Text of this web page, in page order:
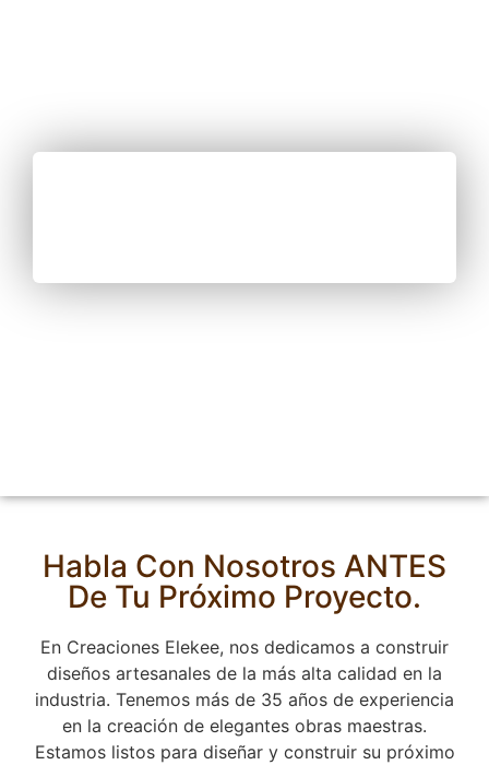
Habla Con Nosotros ANTES
De Tu Próximo Proyecto.
En Creaciones Elekee, nos dedicamos a construir
diseños artesanales de la más alta calidad en la
industria. Tenemos más de 35 años de experiencia
en la creación de elegantes obras maestras.
Estamos listos para diseñar y construir su próximo